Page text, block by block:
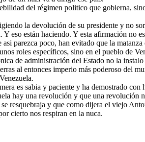
del régimen politico que gobierna,
la devolución de su presidente y no
eso están haciendo. Y esta afirmación no
parezca poco, han evitado que la
roles específicos, sino en el pueblo de
de administración del Estado no la
al entonces imperio más poderoso del
es sabia y paciente y ha demostrado con
hay una revolución y que una revolución
resquebraja y que como dijera el viejo
cierto nos respiran en la nuca.